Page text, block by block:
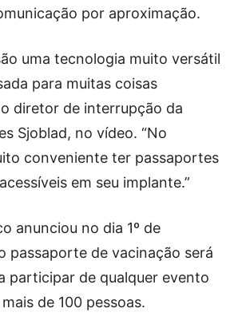
por aproximação.
uma tecnologia muito versátil
para muitas coisas
diretor de interrupção da
Sjoblad, no vídeo. “No
conveniente ter passaportes
em seu implante.”
anunciou no dia 1º de
passaporte de vacinação será
participar de qualquer evento
de 100 pessoas.